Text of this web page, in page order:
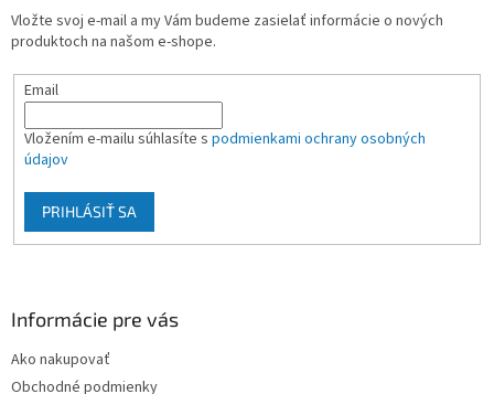
Vložte svoj e-mail a my Vám budeme zasielať informácie o nových
produktoch na našom e-shope.
Email
Vložením e-mailu súhlasíte s podmienkami ochrany osobných
údajov
PRIHLÁSIŤ SA
Informácie pre vás
Ako nakupovať
Obchodné podmienky